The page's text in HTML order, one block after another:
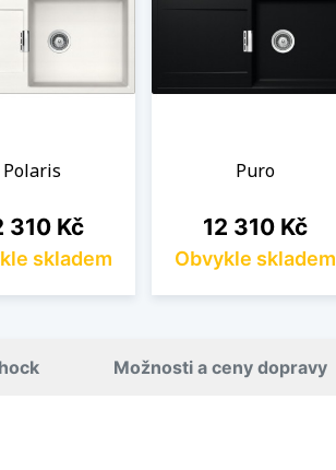
Polaris
310 Kč
skladem
Puro
Cena
12 310 Kč
Obvykle skladem
Možnosti a ceny dopravy